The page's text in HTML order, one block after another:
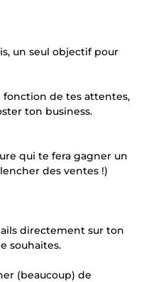
un seul objectif pour
fonction de tes attentes,
ton business.
qui te fera gagner un
des ventes !)
directement sur ton
souhaites.
(beaucoup) de